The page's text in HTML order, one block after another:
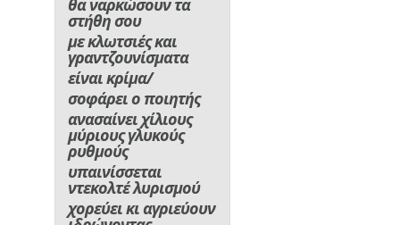
θα ναρκώσουν τα
στήθη σου
με κλωτσιές και
γραντζουνίσματα
είναι κρίμα/
σοφάρει ο ποιητής
ανασαίνει χίλιους
μύριους γλυκούς
ρυθμούς
υπαινίσσεται
ντεκολτέ λυρισμού
χορεύει κι αγριεύουν